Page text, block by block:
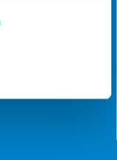
bij andere
en zo veel